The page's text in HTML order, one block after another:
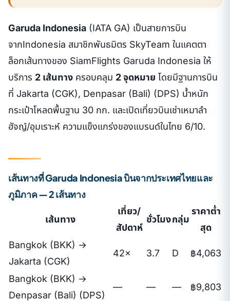
Garuda Indonesia (IATA GA) เป็นสายการบิน
จากIndonesia สมาชิกพันธมิตร SkyTeam ในแคตตา
ล็อกเส้นทางของ SiamFlights Garuda Indonesia ให้
บริการ 2 เส้นทาง ครอบคลุม 2 จุดหมาย โดยมีฐานการบิน
ที่ Jakarta (CGK), Denpasar (Bali) (DPS) น้ำหนัก
กระเป๋าโหลดพื้นฐาน 30 กก. และเปิดเที่ยวบินเช่าเหมาลำ
ฮัจญ์/อุมเราะห์ ความแข็งแกร่งของแบรนด์ในไทย 6/10.
เส้นทางที่ Garuda Indonesia บินจากประเทศไทยและ
ภูมิภาค — 2 เส้นทาง
เส้นทาง
เที่ยว/
สัปดาห์
ชั่วโมงกลุ่ม
ราคาต่ำ
สุด
Bangkok (BKK) →
Jakarta (CGK)
42× 3.7 D ฿4,063
Bangkok (BKK) →
Denpasar (Bali) (DPS)
— — — ฿9,803